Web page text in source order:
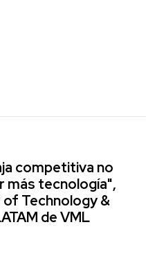
competitiva no
más tecnología",
of Technology &
de VML